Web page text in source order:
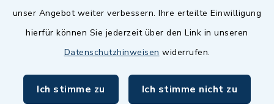
unser Angebot weiter verbessern. Ihre erteilte Einwilligung
hierfür können Sie jederzeit über den Link in unseren
Datenschutzhinweisen widerrufen.
Ich stimme zu Ich stimme nicht zu
Zenngrund Allianz
Dillenberggruppe
inixmedia GmbH